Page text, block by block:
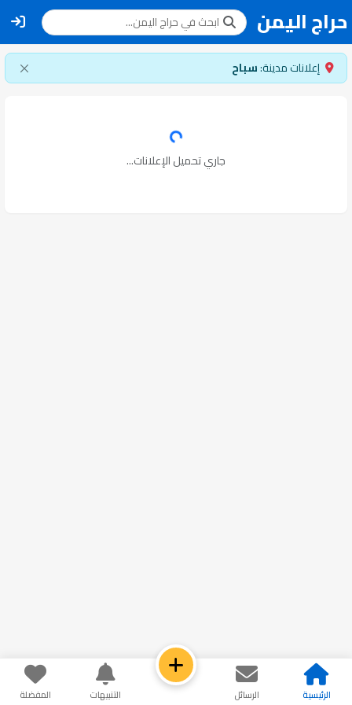
حراج اليمن
إعلانات مدينة:سباح
جاري تحميل الإعلانات...
الرئيسية الرسائل التنبيهات المفضلة